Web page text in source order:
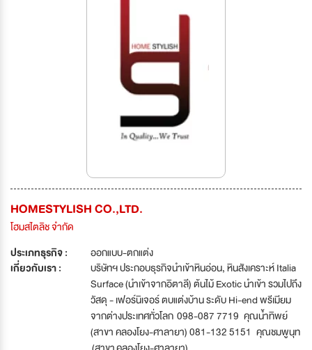
HOMESTYLISH CO.,LTD.
โฮมสไตลิช จำกัด
ประเภทธุรกิจ :
ออกแบบ-ตกแต่ง
เกี่ยวกับเรา :
บริษัทฯ ประกอบธุรกิจนำเข้าหินอ่อน, หินสังเคราะห์ Italia
Surface (นำเข้าจากอิตาลี) ต้นไม้ Exotic นำเข้า รวมไปถึง
วัสดุ - เฟอร์นิเจอร์ ตบแต่งบ้าน ระดับ Hi-end พรีเมียม
จากต่างประเทศทั่วโลก 098-087 7719 คุณน้ำทิพย์
(สาขา คลองโยง-ศาลายา) 081-132 5151 คุณชมพูนุท